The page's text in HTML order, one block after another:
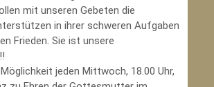
mit unseren Gebeten die
in ihrer schweren Aufgaben
Frieden. Sie ist unsere
jeden Mittwoch, 18.00 Uhr,